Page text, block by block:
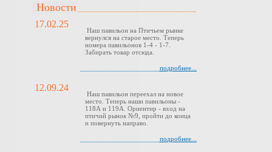
Новости
17.02.25
Наш павильон на Птичьем рынке
вернулся на старое место. Теперь
номера павильонов 1-4 - 1-7.
Забирать товар отсюда.
подробнее...
12.09.24
Наш павильон переехал на новое
место. Теперь наши павильоны -
118А и 119А. Ориентир - вход на
птичий рынок №9, пройти до конца
и повернуть направо.
подробнее...